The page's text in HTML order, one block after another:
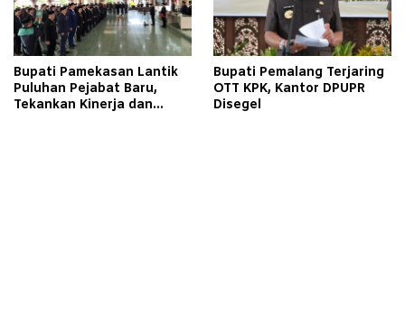
Bupati Pamekasan Lantik
Puluhan Pejabat Baru,
Tekankan Kinerja dan
Bupati Pemalang Terjaring
OTT KPK, Kantor DPUPR
Disegel